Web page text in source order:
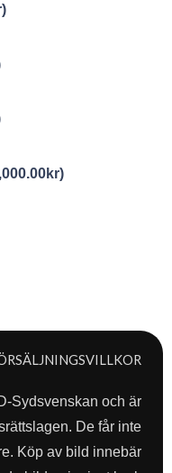
)
kr)
Sydsvenskan och är
De får inte
Köp av bild innebär